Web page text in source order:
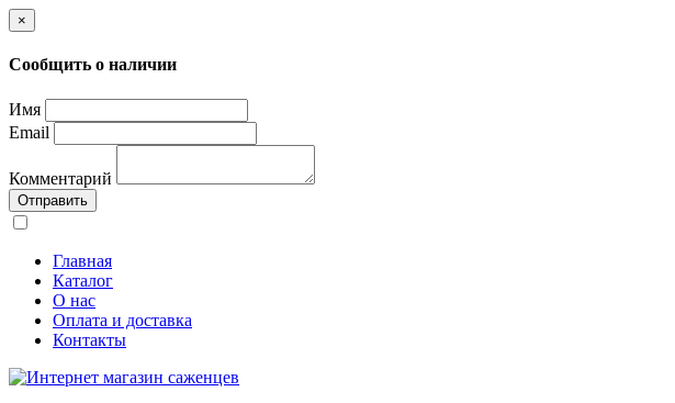
×
Сообщить о наличии
Имя
Email
Комментарий
Отправить
Главная
Каталог
О нас
Оплата и доставка
Контакты